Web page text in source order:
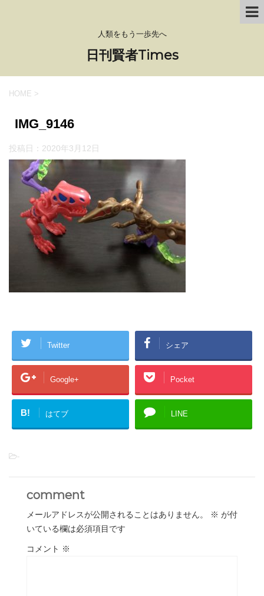
人類をもう一歩先へ
日刊賢者Times
HOME >
IMG_9146
投稿日： 2020年3月12日
Twitter シェア
Google+ Pocket
B! はてブ LINE
-
comment
メールアドレスが公開されることはありません。 ※ が付
いている欄は必須項目です
コメント ※